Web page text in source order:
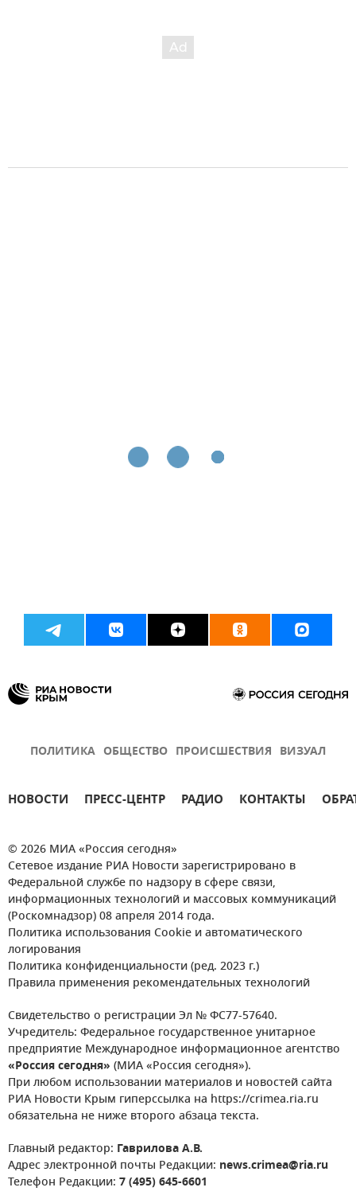
ПОЛИТИКА ОБЩЕСТВО ПРОИСШЕСТВИЯ ВИЗУАЛ
НОВОСТИ ПРЕСС-ЦЕНТР РАДИО КОНТАКТЫ
© 2026 МИА «Россия сегодня»
Сетевое издание РИА Новости зарегистрировано в
Федеральной службе по надзору в сфере связи,
информационных технологий и массовых коммуникаций
(Роскомнадзор) 08 апреля 2014 года.
Политика использования Cookie и автоматического
логирования
Политика конфиденциальности (ред. 2023 г.)
Правила применения рекомендательных технологий
Свидетельство о регистрации Эл № ФС77-57640.
Учредитель: Федеральное государственное унитарное
предприятие Международное информационное агентство
«Россия сегодня» (МИА «Россия сегодня»).
При любом использовании материалов и новостей сайта
РИА Новости Крым гиперссылка на https://crimea.ria.ru
обязательна не ниже второго абзаца текста.
Главный редактор: Гаврилова А.В.
Адрес электронной почты Редакции: news.crimea@ria.ru
Телефон Редакции: 7 (495) 645-6601